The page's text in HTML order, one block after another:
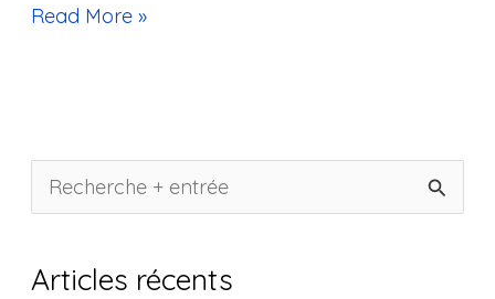
Read More »
c
Articles récents